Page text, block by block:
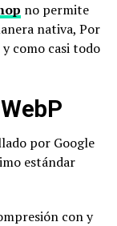
no permite
nativa, Por
como casi todo
por Google
estándar
con y